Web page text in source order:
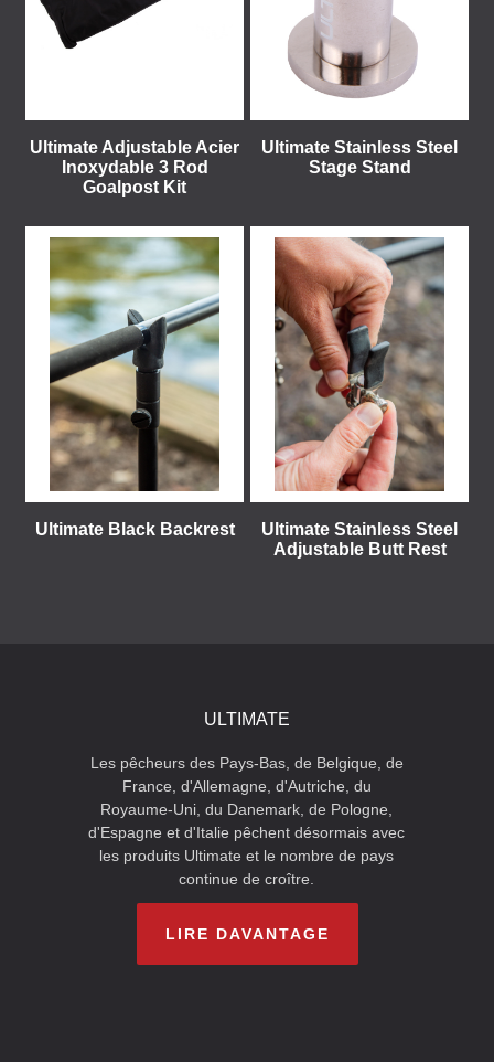
Ultimate Adjustable Acier
Inoxydable 3 Rod
Goalpost Kit
Ultimate Stainless Steel
Stage Stand
Ultimate Black Backrest
Ultimate Stainless Steel
Adjustable Butt Rest
ULTIMATE
Les pêcheurs des Pays-Bas, de Belgique, de
France, d'Allemagne, d'Autriche, du
Royaume-Uni, du Danemark, de Pologne,
d'Espagne et d'Italie pêchent désormais avec
les produits Ultimate et le nombre de pays
continue de croître.
LIRE DAVANTAGE